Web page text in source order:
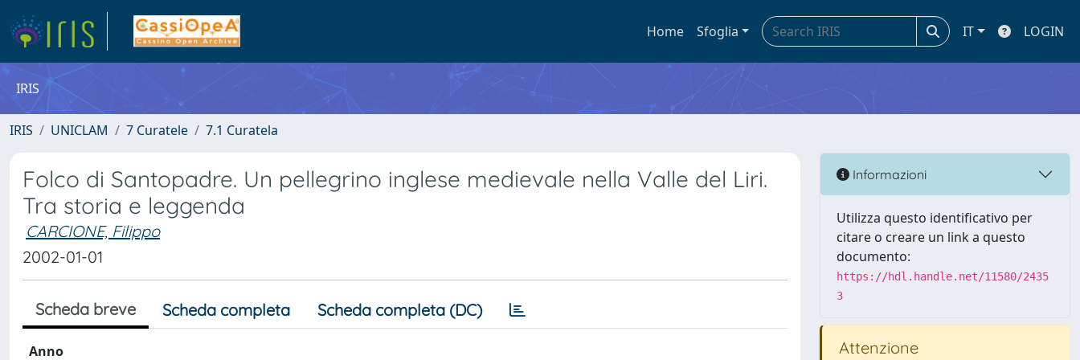
Home Sfoglia IT LOGIN
IRIS
IRIS UNICLAM 7 Curatele 7.1 Curatela
Folco di Santopadre. Un pellegrino inglese medievale nella Valle del Liri.
Tra storia e leggenda
CARCIONE, Filippo
2002-01-01
Scheda breve Scheda completa Scheda completa (DC)
Anno
Informazioni
Utilizza questo identificativo per
citare o creare un link a questo
documento:
https://hdl.handle.net/11580/2435
3
Attenzione